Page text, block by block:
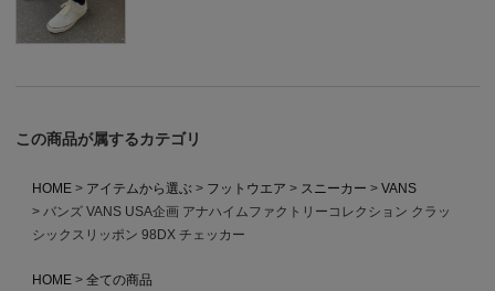
この商品が属するカテゴリ
HOME アイテムから選ぶ フットウエア スニーカー
VANS
バンズ VANS USA企画 アナハイムファクトリーコレクション クラッ
シックスリッポン 98DX チェッカー
HOME
全ての商品